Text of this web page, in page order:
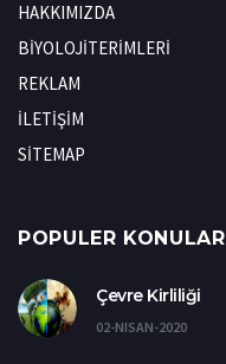
HAKKIMIZDA
BİYOLOJİTERİMLERİ
REKLAM
İLETİŞİM
SİTEMAP
POPULER KONULAR
Çevre Kirliliği
02-NISAN-2020